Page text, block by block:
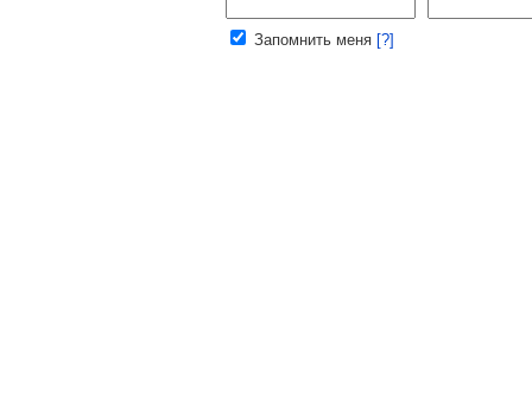
Запомнить меня [?]